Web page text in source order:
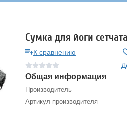
Сумка для йоги
К сравнению
Общая информация
Производитель
Артикул производителя